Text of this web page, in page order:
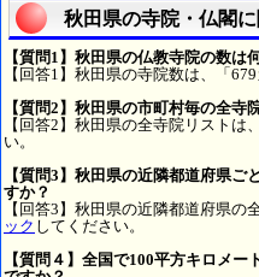
秋田県の寺院・仏閣
【質問1】秋田県の仏教寺院の数は
【回答1】秋田県の寺院数は、「679
【質問2】秋田県の市町村毎の全寺
【回答2】秋田県の全寺院リストは、
い。
【質問3】秋田県の近隣都道府県
すか？
【回答3】秋田県の近隣都道府県の
ック してください。
【質問４】全国で100平方キロメ